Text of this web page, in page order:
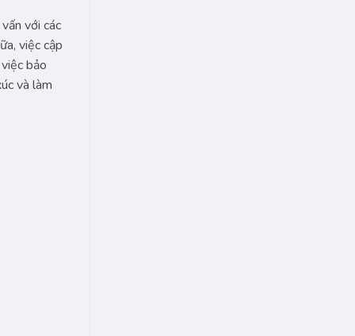
với các
việc cập
bảo
và làm